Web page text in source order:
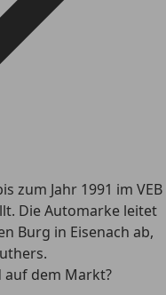
zum Jahr 1991 im VEB
Die Automarke leitet
Burg in Eisenach ab,
auf dem Markt?